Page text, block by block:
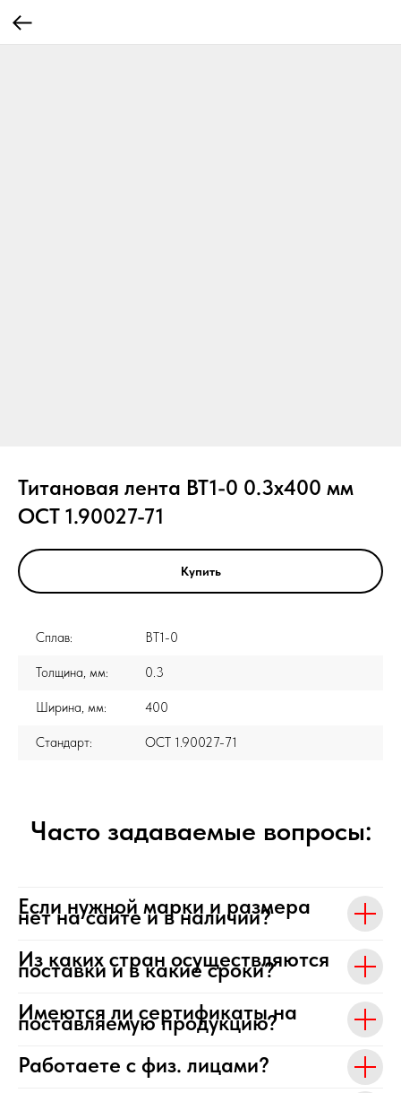
Титановая лента ВТ1-0 0.3x400 мм
ОСТ 1.90027-71
Купить
Сплав: ВТ1-0
Толщина, мм: 0.3
Ширина, мм: 400
Стандарт: ОСТ 1.90027-71
Часто задаваемые вопросы:
Если нужной марки и размера
нет на сайте и в наличии?
Из каких стран осуществляются
поставки и в какие сроки?
Имеются ли сертификаты на
поставляемую продукцию?
Работаете с физ. лицами?